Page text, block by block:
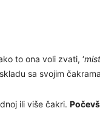
to ona voli zvati, ‘
sa svojim
ili više čakri.